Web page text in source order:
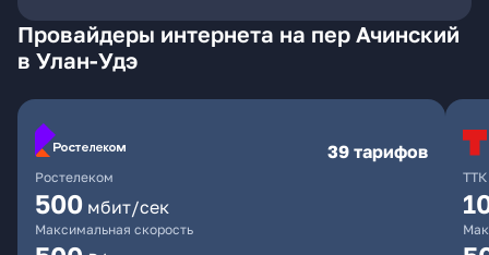
Провайдеры интернета на пер Ачинский
в Улан-Удэ
Ростелеком
39 тарифов
500 мбит/сек
Максимальная скорость
ТТК